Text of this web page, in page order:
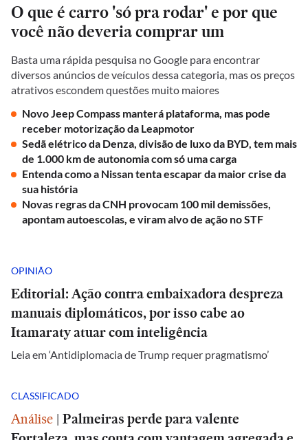
O que é carro 'só pra rodar' e por que
você não deveria comprar um
Basta uma rápida pesquisa no Google para encontrar
diversos anúncios de veículos dessa categoria, mas os preços
atrativos escondem questões muito maiores
Novo Jeep Compass manterá plataforma, mas pode
receber motorização da Leapmotor
Sedã elétrico da Denza, divisão de luxo da BYD, tem mais
de 1.000 km de autonomia com só uma carga
Entenda como a Nissan tenta escapar da maior crise da
sua história
Novas regras da CNH provocam 100 mil demissões,
apontam autoescolas, e viram alvo de ação no STF
OPINIÃO
Editorial: Ação contra embaixadora despreza
manuais diplomáticos, por isso cabe ao
Itamaraty atuar com inteligência
Leia em ‘Antidiplomacia de Trump requer pragmatismo’
CLASSIFICADO
Análise | Palmeiras perde para valente